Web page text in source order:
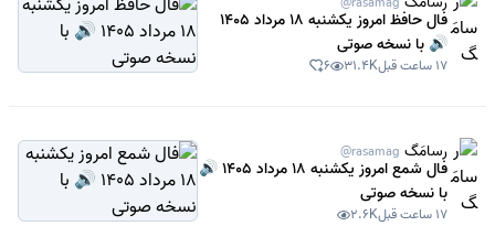
فال حافظ امروز یکشنبه 18 مرداد 1405
🔊 با نسخه صوتی
17 ساعت قبل 31.4K
6
رسامَگ @rasamag
فال شمع امروز یکشنبه 18 مرداد 1405 🔊
با نسخه صوتی
17 ساعت قبل 2.6K